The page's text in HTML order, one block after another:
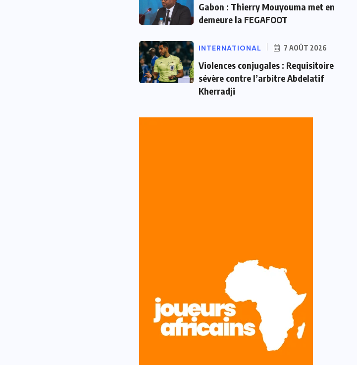
Gabon : Thierry Mouyouma met en
demeure la FEGAFOOT
INTERNATIONAL 7 AOÛT 2026
Violences conjugales : Requisitoire
sévère contre l’arbitre Abdelatif
Kherradji